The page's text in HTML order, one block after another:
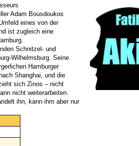
Adam Bousdoukos
eines von der
ist zugleich eine
Schnitzel- und
Wilhelmsburg. Seine
Hamburger
Shanghai, und die
sich Zinos – nicht
nicht weiterarbeiten.
ihn, kann ihm aber nur